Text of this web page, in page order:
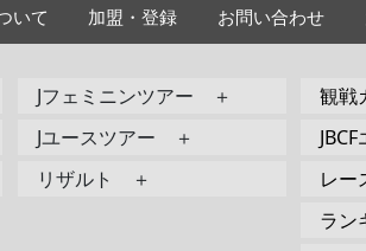
いて 加盟・登録 お問い合わせ
Jフェミニンツアー ＋
Jユースツアー ＋
リザルト ＋
観戦
レー
ラン